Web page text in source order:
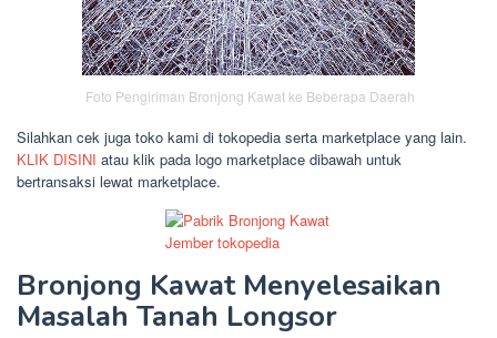
Foto Pengiriman Bronjong Kawat ke Beberapa Daerah
Silahkan cek juga toko kami di tokopedia serta marketplace yang lain.
KLIK DISINI atau klik pada logo marketplace dibawah untuk
bertransaksi lewat marketplace.
Bronjong Kawat Menyelesaikan
Masalah Tanah Longsor